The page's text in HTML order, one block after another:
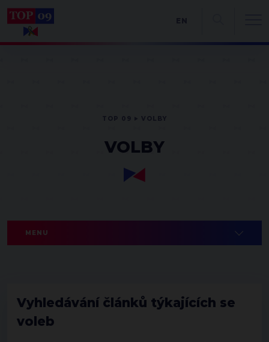
VOLBY
MENU
Vyhledávání článků týkajících se
voleb